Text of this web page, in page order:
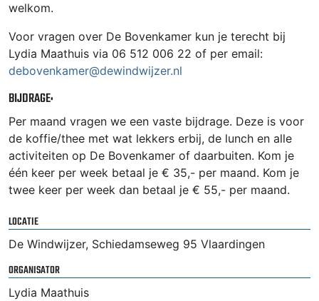
welkom.
Voor vragen over De Bovenkamer kun je terecht bij
Lydia Maathuis via 06 512 006 22 of per email:
debovenkamer@dewindwijzer.nl
BIJDRAGE:
Per maand vragen we een vaste bijdrage. Deze is voor
de koffie/thee met wat lekkers erbij, de lunch en alle
activiteiten op De Bovenkamer of daarbuiten. Kom je
één keer per week betaal je € 35,- per maand. Kom je
twee keer per week dan betaal je € 55,- per maand.
LOCATIE
De Windwijzer, Schiedamseweg 95 Vlaardingen
ORGANISATOR
Lydia Maathuis